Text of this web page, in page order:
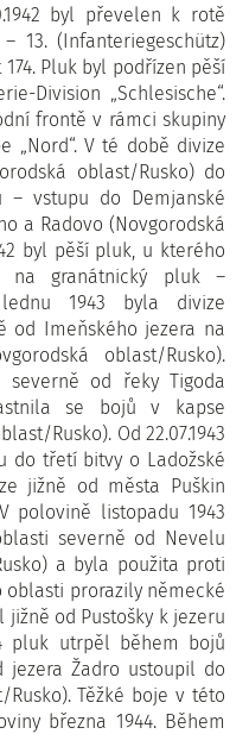
byl převelen k rotě
13. (Infanteriegeschütz)
Pluk byl podřízen pěší
Division „Schlesische“.
frontě v rámci skupiny
„Nord“. V té době divize
oblast/Rusko) do
– vstupu do Demjanské
a Radovo (Novgorodská
byl pěší pluk, u kterého
na granátnický pluk –
lednu 1943 byla divize
od Imeňského jezera na
oblast/Rusko).
severně od řeky Tigoda
se bojů v kapse
Rusko). Od 22.07.1943
do třetí bitvy o Ladožské
jižně od města Puškin
polovině listopadu 1943
severně od Nevelu
a byla použita proti
prorazily německé
od Pustošky k jezeru
pluk utrpěl během bojů
Žadro ustoupil do
Těžké boje v této
března 1944. Během